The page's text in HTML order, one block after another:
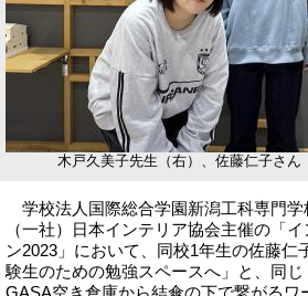
木戸久美子先生（右）、佐藤仁子さん
学校法人国際総合学園新潟工科専門学
（一社）日本インテリア協会主催の「
ン2023」において、同校1年生の佐藤
験生のための勉強スペースへ」と、同
GASA空き倉庫から結傘の下で繋がる